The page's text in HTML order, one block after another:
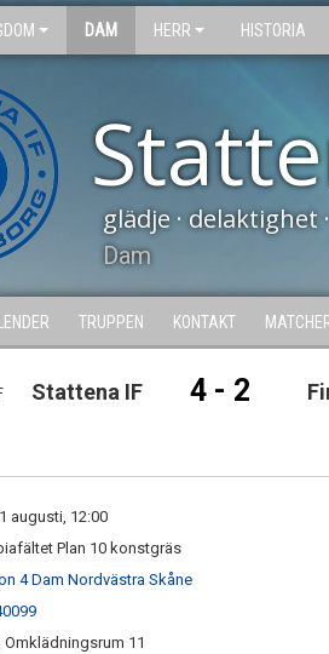
DAM HERR HISTORIA
glädje · delaktighet
Dam
TRUPPEN KONTAKT
Stattena IF 4 - 2
augusti, 12:00
Plan 10 konstgräs
4 Dam Nordvästra Skåne
Omklädningsrum 11